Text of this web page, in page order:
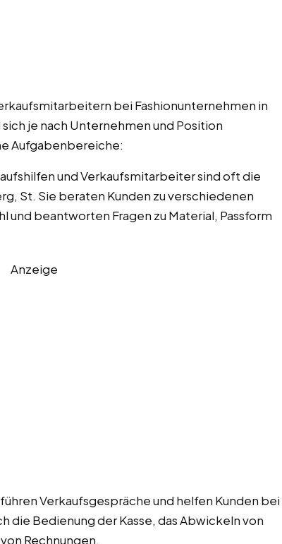
bei Fashionunternehmen in
je nach Unternehmen und Position
Aufgabenbereiche:
und Verkaufsmitarbeiter sind oft die
St. Sie beraten Kunden zu verschiedenen
beantworten Fragen zu Material, Passform
Anzeige
Verkaufsgespräche und helfen Kunden bei
die Bedienung der Kasse, das Abwickeln von
Rechnungen.